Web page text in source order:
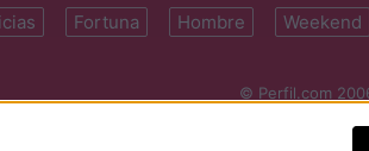
Fortuna Hombre Weekend
© Perfil.com